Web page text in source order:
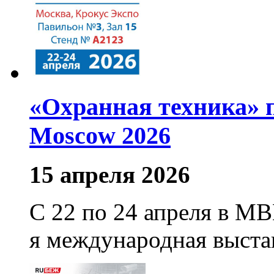
«Охранная техника»
Moscow 2026
15 апреля 2026
С 22 по 24 апреля в
я международная